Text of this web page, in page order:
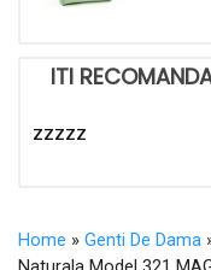
ITI
zzzzz
Home » Genti De Dama